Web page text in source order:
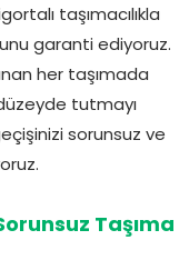
taşımacılıkla
garanti ediyoruz.
her taşımada
tutmayı
sorunsuz ve
Taşıma